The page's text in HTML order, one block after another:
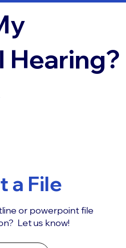
Hearing?
a File
or powerpoint file
Let us know!